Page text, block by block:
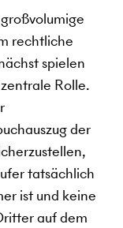
rechtliche
spielen
Rolle.
der
tatsächlich
ist und keine
auf dem